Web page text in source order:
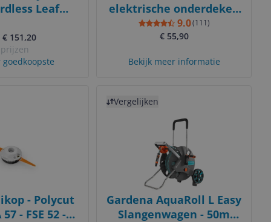
Leaf
€ 151,20
goedkoopste
elektrische onderdeken
- 1 persoons - Fleece -
Blauw
9.0(111)
€ 55,90
Bekijk meer informatie
- Polycut
57 - FSE 52 -
Vergelijken
Gardena AquaRoll L Easy
Slangenwagen - 50m